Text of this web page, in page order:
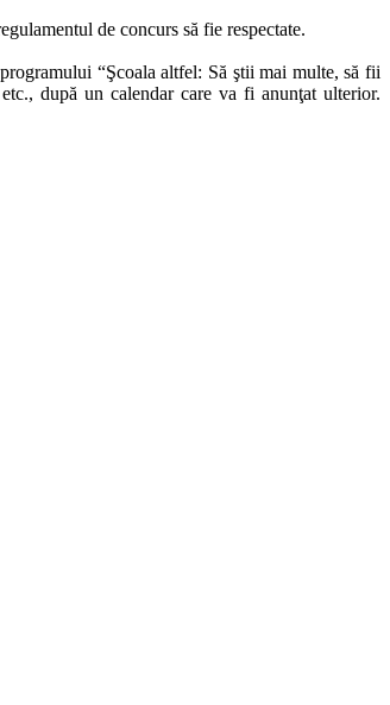
de concurs să fie respectate.
“Şcoala altfel: Să ştii mai multe, să fii
după un calendar care va fi anunţat ulterior.